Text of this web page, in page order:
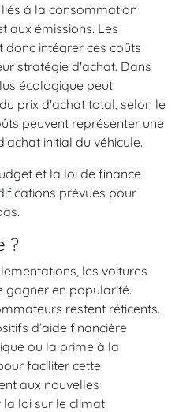
à la consommation
aux émissions. Les
intégrer ces coûts
stratégie d'achat. Dans
écologique peut
prix d'achat total, selon le
peuvent représenter une
initial du véhicule.
et la loi de finance
prévues pour
?
les voitures
gagner en popularité.
restent réticents.
d’aide financière
ou la prime à la
faciliter cette
aux nouvelles
loi sur le climat.